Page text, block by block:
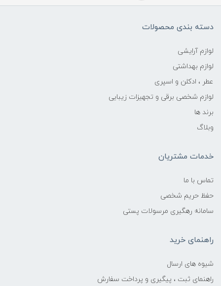
دسته بندی محصولات
لوازم آرایشی
لوازم بهداشتی
عطر ، ادکلن و اسپری
لوازم شخصی برقی و تجهیزات زیبایی
برند ها
وبلاگ
خدمات مشتریان
تماس با ما
حفظ حریم شخصی
سامانه رهگیری مرسولات پستی
راهنمای خرید
شیوه های ارسال
راهنمای ثبت ، پیگیری و پرداخت سفارش